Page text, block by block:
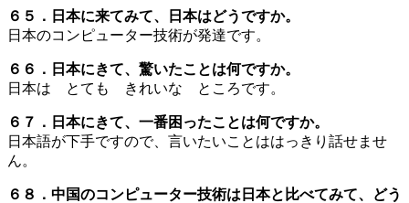
６５．日本に来てみて、日本はどうですか。
日本のコンピューター技術が発達です。
６６．日本にきて、驚いたことは何ですか。
日本は とても きれいな ところです。
６７．日本にきて、一番困ったことは何ですか。
日本語が下手ですので、言いたいことははっきり話せませ
ん。
６８．中国のコンピューター技術は日本と比べてみて、どう